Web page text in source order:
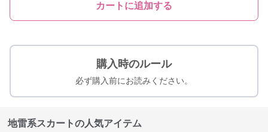
カートに追加する
購入時のルール
必ず購入前にお読みください。
地雷系スカートの人気アイテム